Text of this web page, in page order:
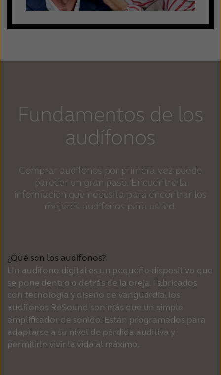
Fundamentos de los
audífonos
Comprar audífonos por primera vez puede
parecer un gran paso. Encuentre la
información que necesita para encontrar los
mejores audífonos para usted.
¿Qué son los audífonos?
Un audífono digital es un pequeño dispositivo que
se pone dentro o detrás de la oreja. Fabricados
con tecnología y diseño de vanguardia, los
audífonos ReSound son más que un simple
amplificador de sonido. Están programados para
adaptarse a su nivel de pérdida auditiva y
permitirle vivir la vida al máximo.